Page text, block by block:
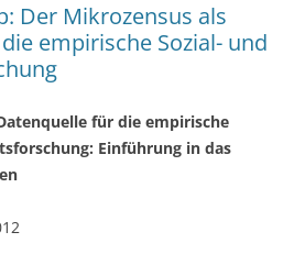
Der Mikrozensus als
empirische Sozial- und
für die empirische
Einführung in das